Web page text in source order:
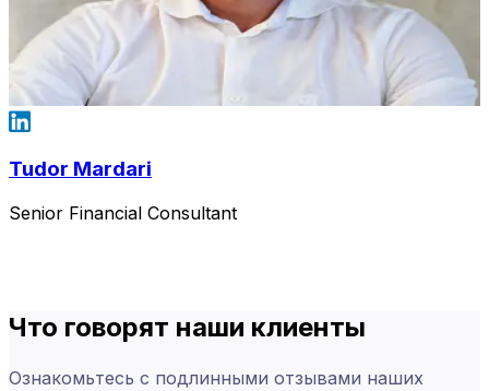
Tudor Mardari
Senior Financial Consultant
Что говорят наши клиенты
Ознакомьтесь с подлинными отзывами наших